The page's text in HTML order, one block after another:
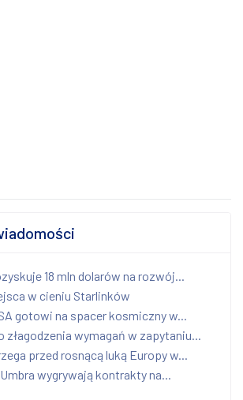
18 mln dolarów na rozwój...
w cieniu Starlinków
gotowi na spacer kosmiczny w...
złagodzenia wymagań w zapytaniu...
przed rosnącą luką Europy w...
wygrywają kontrakty na...